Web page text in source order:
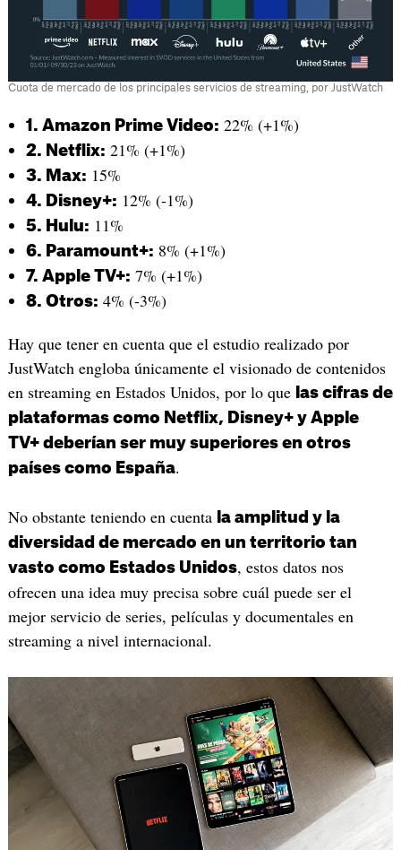
Cuota de mercado de los principales servicios de streaming, por JustWatch
1. Amazon Prime Video: 22% (+1%)
2. Netflix: 21% (+1%)
3. Max: 15%
4. Disney+: 12% (-1%)
5. Hulu: 11%
6. Paramount+: 8% (+1%)
7. Apple TV+: 7% (+1%)
8. Otros: 4% (-3%)
Hay que tener en cuenta que el estudio realizado por
JustWatch engloba únicamente el visionado de contenidos
en streaming en Estados Unidos, por lo que las cifras de
plataformas como Netflix, Disney+ y Apple
TV+ deberían ser muy superiores en otros
países como España.
No obstante teniendo en cuenta la amplitud y la
diversidad de mercado en un territorio tan
vasto como Estados Unidos, estos datos nos
ofrecen una idea muy precisa sobre cuál puede ser el
mejor servicio de series, películas y documentales en
streaming a nivel internacional.